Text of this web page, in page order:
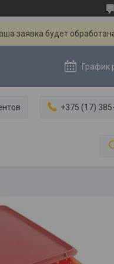
заявка будет
График
+375 (17)